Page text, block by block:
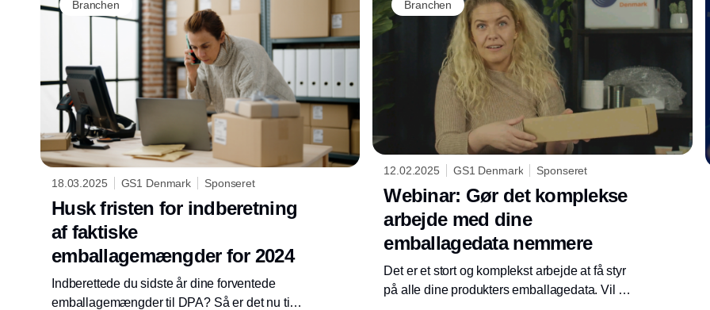
Branchen
18.03.2025 GS1 Denmark Sponseret
Husk fristen for indberetning
af faktiske
emballagemængder for 2024
Indberettede du sidste år dine forventede
emballagemængder til DPA? Så er det nu tid
Branchen
12.02.2025 GS1 Denmark Sponseret
Webinar: Gør det komplekse
arbejde med dine
emballagedata nemmere
Det er et stort og komplekst arbejde at få styr
på alle dine produkters emballagedata. Vil du